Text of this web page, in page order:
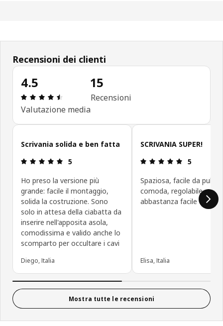
Recensioni dei clienti
4.5
Recensione: 4.5 di 5 stelle. Recensioni totali: 15
Valutazione media
15
Recensioni
Salta le recensioni
Scrivania solida e ben fatta
Recensione: 5 di 5 stelle.
5
Ho preso la versione più
grande: facile il montaggio,
solida la costruzione. Sono
solo in attesa della ciabatta da
inserire nell'apposita asola,
comodissima e valido anche lo
scomparto per occultare i cavi
Diego, Italia
SCRIVANIA SUPER!
5
Spaziosa, facile da pulire,
comoda, regolabile e
abbastanza facile da
Elisa, Italia
Mostra tutte le recensioni